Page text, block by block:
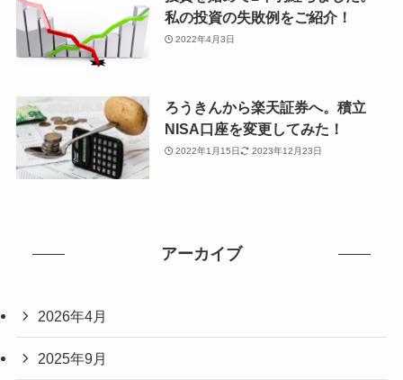
私の投資の失敗例をご紹介！
2022年4月3日
ろうきんから楽天証券へ。積立
NISA口座を変更してみた！
2022年1月15日 2023年12月23日
アーカイブ
2026年4月
2025年9月